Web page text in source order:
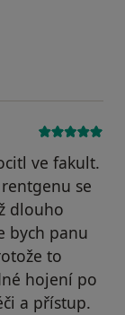
ve fakult.
se
dlouho
bych panu
to
hojení po
a přístup.